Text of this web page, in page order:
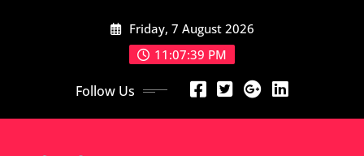
Friday, 7 August 2026
11:07:41 PM
Follow Us